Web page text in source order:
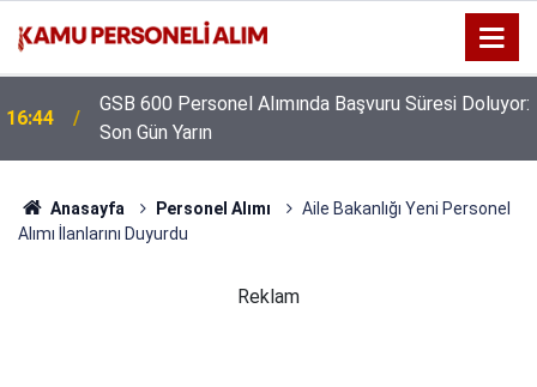
16:44
GSB 600 Personel Alımında Başvuru Süresi Doluyor:
Son Gün Yarın
Anasayfa Personel Alımı
Aile Bakanlığı Yeni Personel
Alımı İlanlarını Duyurdu
Reklam